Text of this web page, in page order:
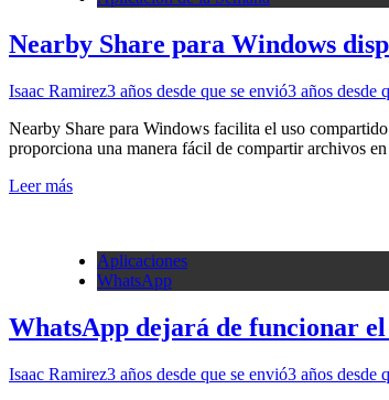
Nearby Share para Windows
Isaac Ramirez3 años desde que se envió3 años desde
Nearby Share para Windows facilita el uso
proporciona una manera fácil de compartir archivos
Leer más
Aplicaciones
WhatsApp
WhatsApp dejará de funcionar el
Isaac Ramirez3 años desde que se envió3 años desde